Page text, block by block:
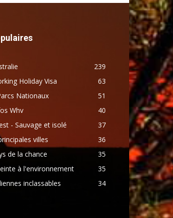
239
Holiday Visa
63
Nationaux
51
Whv
40
- Sauvage et isolé
37
villes
36
de la chance
35
à l'environnement
35
inclassables
34